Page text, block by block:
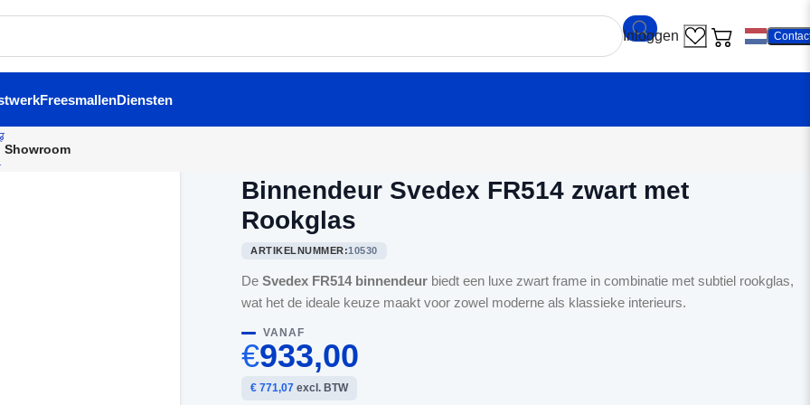
FreesmallenDiensten
Showroom
Binnendeur Svedex FR514 zwart met
Rookglas
ARTIKELNUMMER:10530
DeSvedex FR514 binnendeur biedt een luxe zwart frame in combinatie met subtiel rookglas,
wat het de ideale keuze maakt voor zowel moderne als klassieke interieurs.
VANAF
€933,00
€ 771,07 excl. BTW